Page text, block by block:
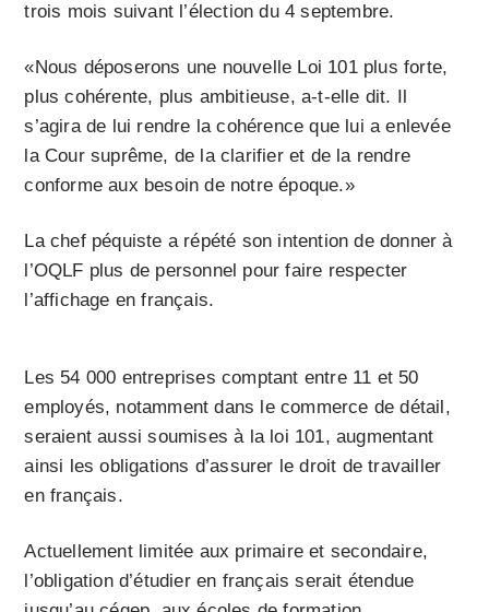
trois mois suivant l’élection du 4 septembre.
«Nous déposerons une nouvelle Loi 101 plus forte,
plus cohérente, plus ambitieuse, a-t-elle dit. Il
s’agira de lui rendre la cohérence que lui a enlevée
la Cour suprême, de la clarifier et de la rendre
conforme aux besoin de notre époque.»
La chef péquiste a répété son intention de donner à
l’OQLF plus de personnel pour faire respecter
l’affichage en français.
Les 54 000 entreprises comptant entre 11 et 50
employés, notamment dans le commerce de détail,
seraient aussi soumises à la loi 101, augmentant
ainsi les obligations d’assurer le droit de travailler
en français.
Actuellement limitée aux primaire et secondaire,
l’obligation d’étudier en français serait étendue